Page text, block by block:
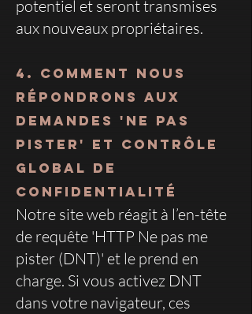
potentiel et seront transmises
aux nouveaux propriétaires.
4. Comment nous
répondrons aux
demandes 'Ne pas
pister' et contrôle
global de
confidentialité
Notre site web réagit à l’en-tête
de requête 'HTTP Ne pas me
pister (DNT)' et le prend en
charge. Si vous activez DNT
dans votre navigateur, ces